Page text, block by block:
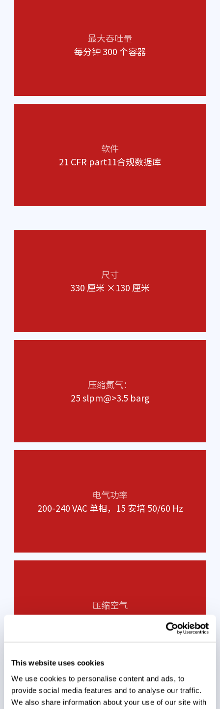
This website uses cookies
We use cookies to personalise content and ads, to
provide social media features and to analyse our traffic.
We also share information about your use of our site with
最大吞吐量
每分钟 300 个容器
软件
21 CFR part11合规数据库
尺寸
330 厘米 ×130 厘米
压缩氮气：
25 slpm@>3.5 barg
电气功率
200-240 VAC 单相，15 安培 50/60 Hz
压缩空气
35 scfm@>5.5 barg